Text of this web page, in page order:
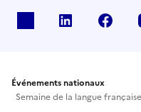
Linkedin
Événements nationaux
Semaine de la langue